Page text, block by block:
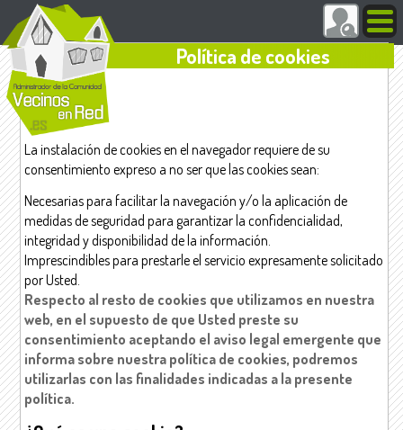
Política de cookies
La instalación de cookies en el navegador requiere de su
consentimiento expreso a no ser que las cookies sean:
Necesarias para facilitar la navegación y/o la aplicación de
medidas de seguridad para garantizar la confidencialidad,
integridad y disponibilidad de la información.
Imprescindibles para prestarle el servicio expresamente solicitado
por Usted.
Respecto al resto de cookies que utilizamos en nuestra
web, en el supuesto de que Usted preste su
consentimiento aceptando el aviso legal emergente que
informa sobre nuestra política de cookies, podremos
utilizarlas con las finalidades indicadas a la presente
política.